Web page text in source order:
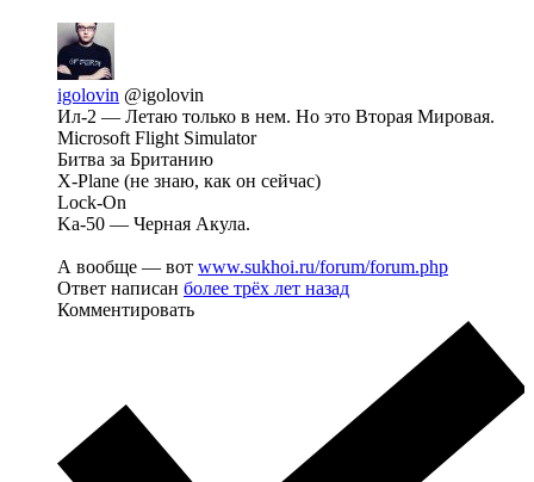
igolovin @igolovin
Ил-2 — Летаю только в нем. Но это Вторая Мировая.
Microsoft Flight Simulator
Битва за Британию
X-Plane (не знаю, как он сейчас)
Lock-On
Ka-50 — Черная Акула.
А вообще — вот www.sukhoi.ru/forum/forum.php
Ответ написан более трёх лет назад
Комментировать